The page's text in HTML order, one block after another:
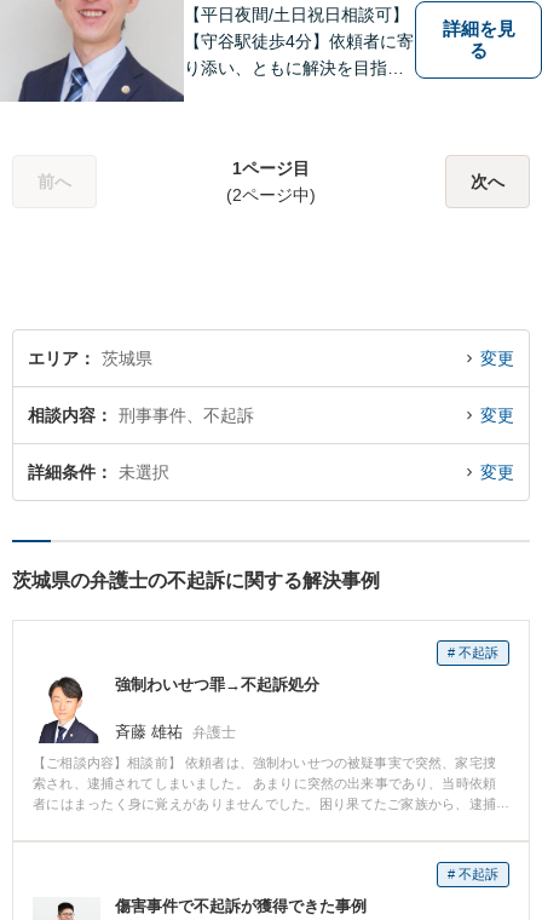
【平日夜間/土日祝日相談可】
【守谷駅徒歩4分】依頼者に寄
り添い、ともに解決を目指し
詳細を見
る
前へ
1ページ目
(2ページ中)
次へ
エリア 茨城県 変更
相談内容 刑事事件、不起訴 変更
詳細条件 未選択 変更
茨城県の弁護士の不起訴に関する解決事例
# 不起訴
強制わいせつ罪→不起訴処分
斉藤 雄祐 弁護士
【ご相談内容】相談前】 依頼者は、強制わいせつの被疑事実で突然、家宅捜
索され、逮捕されてしまいました。 あまりに突然の出来事であり、当時依頼
者にはまったく身に覚えがありませんでした。困り果てたご家族から、逮捕
ちに接見に赴いて事情を伺ったところ、以前に酔って女性にからんだ件を問
題視されていることが判明しました。 会社でもエース級の活躍をしていた依
頼者は、大事になる前に一刻も早く会社に戻ることを切望していました。 依
頼者のご要望を受け、私たち弁護士が連日、深夜の接見を重ねて依頼者の不
# 不起訴
傷害事件で不起訴が獲得できた事例